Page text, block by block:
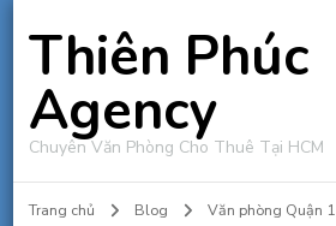
Thiên Phúc
Agency
Chuyên Văn Phòng Cho Thuê Tại HCM
Trang chủ Blog Văn phòng Quận 1